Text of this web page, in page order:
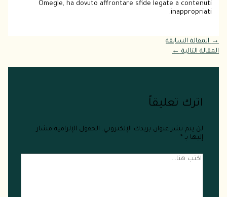
Omegle, ha dovuto affrontare sfide legate a contenuti
inappropriati.
→المقالة السابقة
المقالة التالية←
اترك تعليقاً
لن يتم نشر عنوان بريدك الإلكتروني. الحقول الإلزامية مشار
إليها بـ *